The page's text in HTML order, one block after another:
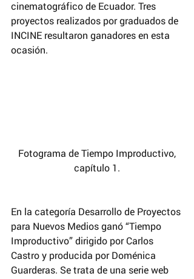
cinematográfico de Ecuador. Tres
proyectos realizados por graduados de
INCINE resultaron ganadores en esta
ocasión.
capítulo 1.
En la categoría Desarrollo de Proyectos
para Nuevos Medios ganó “Tiempo
Improductivo” dirigido por Carlos
Castro y producida por Doménica
Guarderas. Se trata de una serie web